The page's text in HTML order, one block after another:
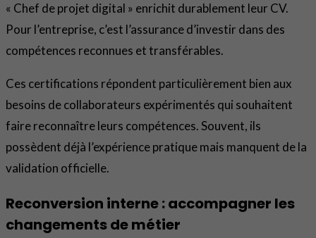
« Chef de projet digital » enrichit durablement leur CV.
Pour l’entreprise, c’est l’assurance d’investir dans des
compétences reconnues et transférables.
Ces certifications répondent particulièrement bien aux
besoins de collaborateurs expérimentés qui souhaitent
faire reconnaître leurs compétences. Souvent, ils
possèdent déjà l’expérience pratique mais manquent de la
validation officielle.
Reconversion interne : accompagner les
changements de métier